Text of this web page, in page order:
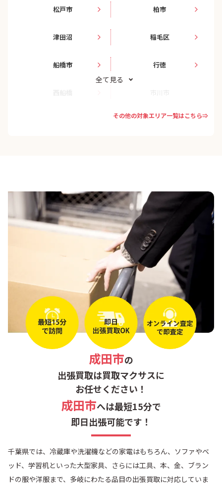
松戸市 柏市
津田沼 稲毛区
船橋市 行徳
八千代市
野田市
四街道市 八街市
印西市 白井市
富里市 香取市
銚子市 旭市
匝瑳市 山武市
東金市 茂原市
大網白里市
勝浦市
館山市 南房総市
君津市 木更津市
全て見る
その他の対象エリア一覧はこちら⇒
成田市の
出張買取は買取マクサスに
お任せください！
成田市へは最短15分で
即日出張可能です！
千葉県では、冷蔵庫や洗濯機などの家電はもちろん、ソファやベ
ッド、学習机といった大型家具、さらには工具、本、金、ブラン
ドの服や洋服まで、多岐にわたる品目の出張買取に対応していま